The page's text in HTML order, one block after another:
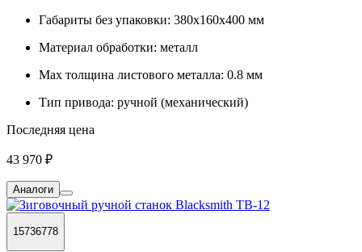
Габариты без упаковки: 380х160х400 мм
Материал обработки: металл
Max толщина листового металла: 0.8 мм
Тип привода: ручной (механический)
Последняя цена
43 970 ₽
Аналоги
15736778